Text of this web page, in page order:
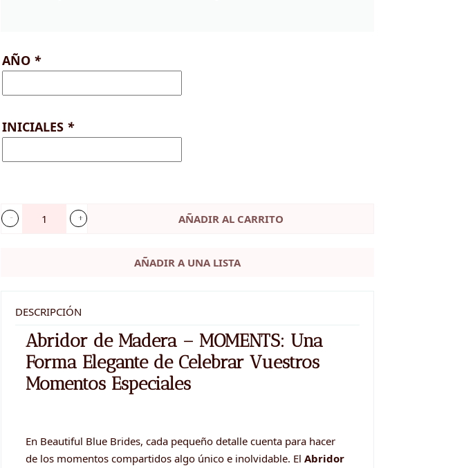
AÑO *
INICIALES *
Abridor
-
MOMENTS
cantidad
AÑADIR AL CARRITO
AÑADIR A UNA LISTA
DESCRIPCIÓN
Abridor de Madera – MOMENTS: Una
Forma Elegante de Celebrar Vuestros
Momentos Especiales
En Beautiful Blue Brides, cada pequeño detalle cuenta para hacer
de los momentos compartidos algo único e inolvidable. El Abridor